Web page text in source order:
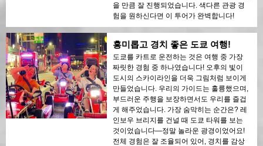
을 만큼 잘 진행되었습니다. 색다른 관광 경
험을 원하신다면 이 투어가 완벽합니다!
흥미롭고 경치 좋은 도쿄 여행!
도쿄를 카트로 운전하는 것은 여행 중 가장
짜릿한 경험 중 하나였습니다! 오후의 빛이
도시의 스카이라인을 더욱 그림처럼 보이게
만들었습니다. 우리의 가이드는 훌륭했으며,
부드러운 주행을 보장하면서도 우리를 즐겁
게 해주었습니다. 가장 숨막히는 순간은? 레
인보우 브리지를 건널 때 도쿄 타워를 보는
것이었습니다—정말 놀라운 광경이었어요!
전체 경험은 잘 조율되어 있어, 경치를 감상